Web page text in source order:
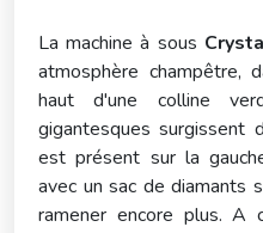
La machine à sous
atmosphère champêtre,
haut d'une colline
gigantesques surgissent
est présent sur la
avec un sac de diamants
ramener encore plus.